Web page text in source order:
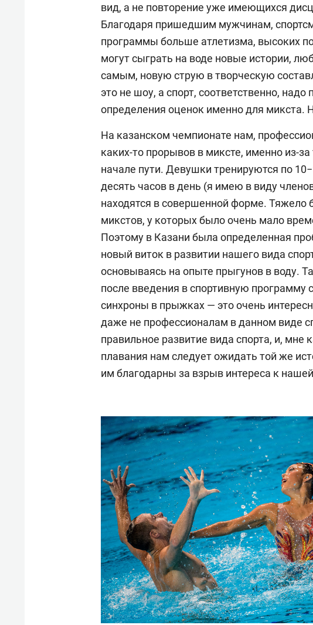
вид, а не повторение уже имеющихся
Благодаря пришедшим мужчинам,
программы больше атлетизма, высоких
могут сыграть на воде новые истории,
самым, новую струю в творческую
это не шоу, а спорт, соответственно,
определения оценок именно для микста.
На казанском чемпионате нам,
каких-то прорывов в миксте, именно из-за
начале пути. Девушки тренируются по
десять часов в день (я имею в виду
находятся в совершенной форме. Тяжело
микстов, у которых было очень мало
Поэтому в Казани была определенная
новый виток в развитии нашего вида
основываясь на опыте прыгунов в воду.
после введения в спортивную
синхроны в прыжках — это очень
даже не профессионалам в данном виде
правильное развитие вида спорта, и, мне
плавания нам следует ожидать той же
им благодарны за взрыв интереса к